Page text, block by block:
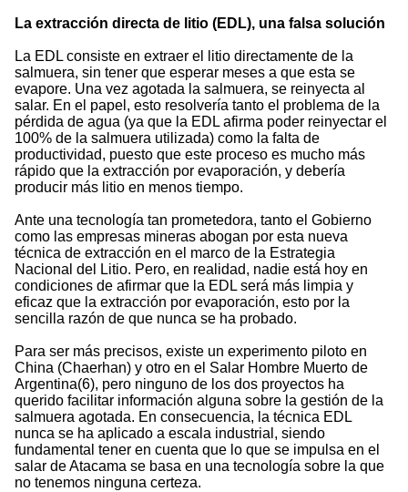
La extracción directa de litio (EDL), una falsa solución
La EDL consiste en extraer el litio directamente de la
salmuera, sin tener que esperar meses a que esta se
evapore. Una vez agotada la salmuera, se reinyecta al
salar. En el papel, esto resolvería tanto el problema de la
pérdida de agua (ya que la EDL afirma poder reinyectar el
100% de la salmuera utilizada) como la falta de
productividad, puesto que este proceso es mucho más
rápido que la extracción por evaporación, y debería
producir más litio en menos tiempo.
Ante una tecnología tan prometedora, tanto el Gobierno
como las empresas mineras abogan por esta nueva
técnica de extracción en el marco de la Estrategia
Nacional del Litio. Pero, en realidad, nadie está hoy en
condiciones de afirmar que la EDL será más limpia y
eficaz que la extracción por evaporación, esto por la
sencilla razón de que nunca se ha probado.
Para ser más precisos, existe un experimento piloto en
China (Chaerhan) y otro en el Salar Hombre Muerto de
Argentina(6), pero ninguno de los dos proyectos ha
querido facilitar información alguna sobre la gestión de la
salmuera agotada. En consecuencia, la técnica EDL
nunca se ha aplicado a escala industrial, siendo
fundamental tener en cuenta que lo que se impulsa en el
salar de Atacama se basa en una tecnología sobre la que
no tenemos ninguna certeza.